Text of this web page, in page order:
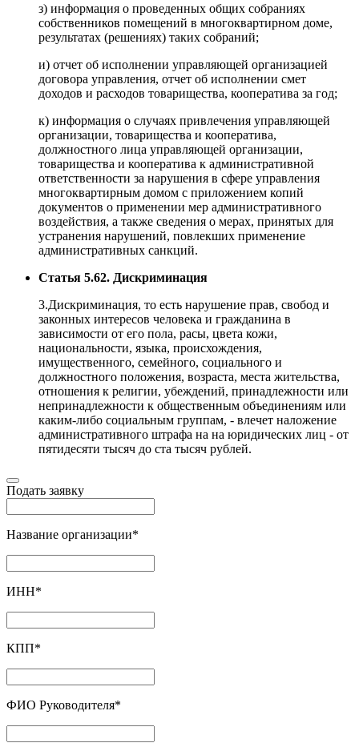
з) информация о проведенных общих собраниях
собственников помещений в многоквартирном доме,
результатах (решениях) таких собраний;
и) отчет об исполнении управляющей организацией
договора управления, отчет об исполнении смет
доходов и расходов товарищества, кооператива за год;
к) информация о случаях привлечения управляющей
организации, товарищества и кооператива,
должностного лица управляющей организации,
товарищества и кооператива к административной
ответственности за нарушения в сфере управления
многоквартирным домом с приложением копий
документов о применении мер административного
воздействия, а также сведения о мерах, принятых для
устранения нарушений, повлекших применение
административных санкций.
Статья 5.62. Дискриминация
3.Дискриминация, то есть нарушение прав, свобод и
законных интересов человека и гражданина в
зависимости от его пола, расы, цвета кожи,
национальности, языка, происхождения,
имущественного, семейного, социального и
должностного положения, возраста, места жительства,
отношения к религии, убеждений, принадлежности или
непринадлежности к общественным объединениям или
каким-либо социальным группам, - влечет наложение
административного штрафа на на юридических лиц - от
пятидесяти тысяч до ста тысяч рублей.
Подать заявку
Название организации*
ИНН*
КПП*
ФИО Руководителя*